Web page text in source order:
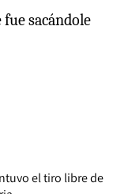
el tiro libre de